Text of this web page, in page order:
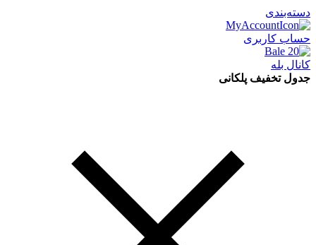
دسته‌بندی
حساب کاربری
کانال بله
جدول تخفیف پلکانی